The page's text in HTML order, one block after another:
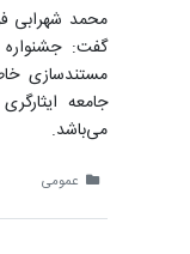
محمد شهرابی
گفت:
مستندسازی
جامعه
می‌باشد.
عمومی